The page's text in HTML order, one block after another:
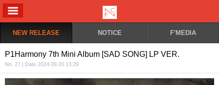
NEW RELEASE NOTICE F'MEDIA
P1Harmony 7th Mini Album [SAD SONG] LP VER.
No. 27 | Date 2024.09.20 13:29